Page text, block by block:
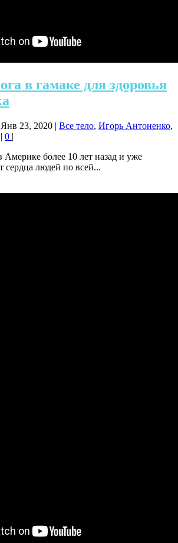
в гамаке для здоровья
Янв 23, 2020 | Все тело, Игорь Антоненко,
| 0 |
Америке более 10 лет назад и уже
сердца людей по всей...